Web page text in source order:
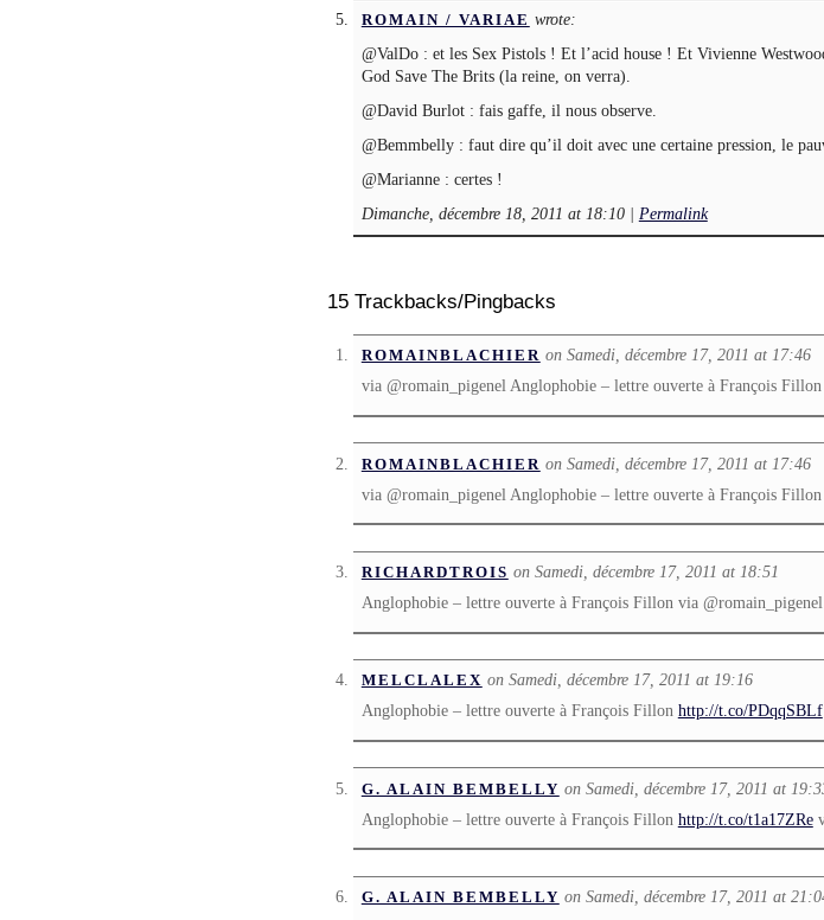
ROMAIN / VARIAE wrote:
@ValDo : et les Sex Pistols ! Et l’acid house ! Et Vivienne
God Save The Brits (la reine, on verra).
@David Burlot : fais gaffe, il nous observe.
@Bemmbelly : faut dire qu’il doit avec une certaine pression, le
@Marianne : certes !
Dimanche, décembre 18, 2011 at 18:10 | Permalink
15 Trackbacks/Pingbacks
ROMAINBLACHIER on Samedi, décembre 17, 2011 at 17:46
via @romain_pigenel Anglophobie – lettre ouverte à François Fillon
ROMAINBLACHIER on Samedi, décembre 17, 2011 at 17:46
via @romain_pigenel Anglophobie – lettre ouverte à François Fillon
RICHARDTROIS on Samedi, décembre 17, 2011 at 18:51
Anglophobie – lettre ouverte à François Fillon via @romain_pigenel
MELCLALEX on Samedi, décembre 17, 2011 at 19:16
Anglophobie – lettre ouverte à François Fillon http://t.co/PDqqSBLf
G. ALAIN BEMBELLY on Samedi, décembre 17, 2011 at
Anglophobie – lettre ouverte à François Fillon http://t.co/t1a17ZRe
G. ALAIN BEMBELLY on Samedi, décembre 17, 2011 at